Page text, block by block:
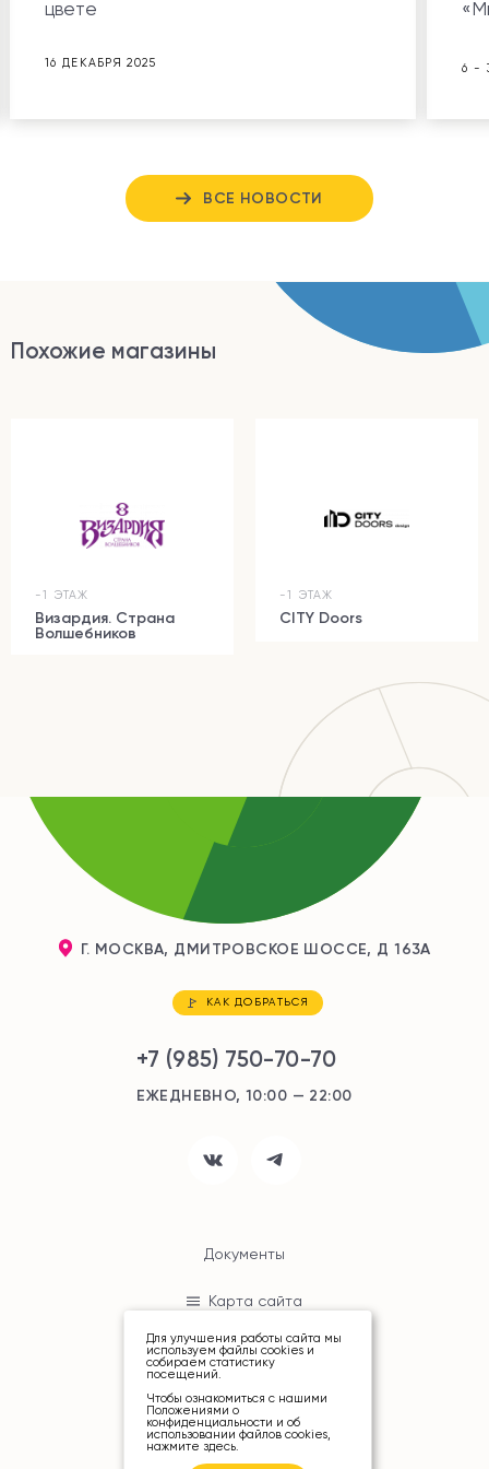
Для улучшения работы сайта мы
используем файлы cookies и
собираем статистику
посещений.
Чтобы ознакомиться с нашими
Положениями о
конфиденциальности и об
использовании файлов cookies,
нажмите здесь.
цвете
16 ДЕКАБРЯ 2025 6 -
ВСЕ НОВОСТИ
Похожие магазины
-1 ЭТАЖ
Визардия. Страна
Волшебников
-1 ЭТАЖ
CITY Doors
Г. МОСКВА, ДМИТРОВСКОЕ ШОССЕ, Д 163А
КАК ДОБРАТЬСЯ
+7 (985) 750-70-70
ЕЖЕДНЕВНО, 10:00 — 22:00
Документы
Карта сайта
© ТРЦ «РИО», 2026